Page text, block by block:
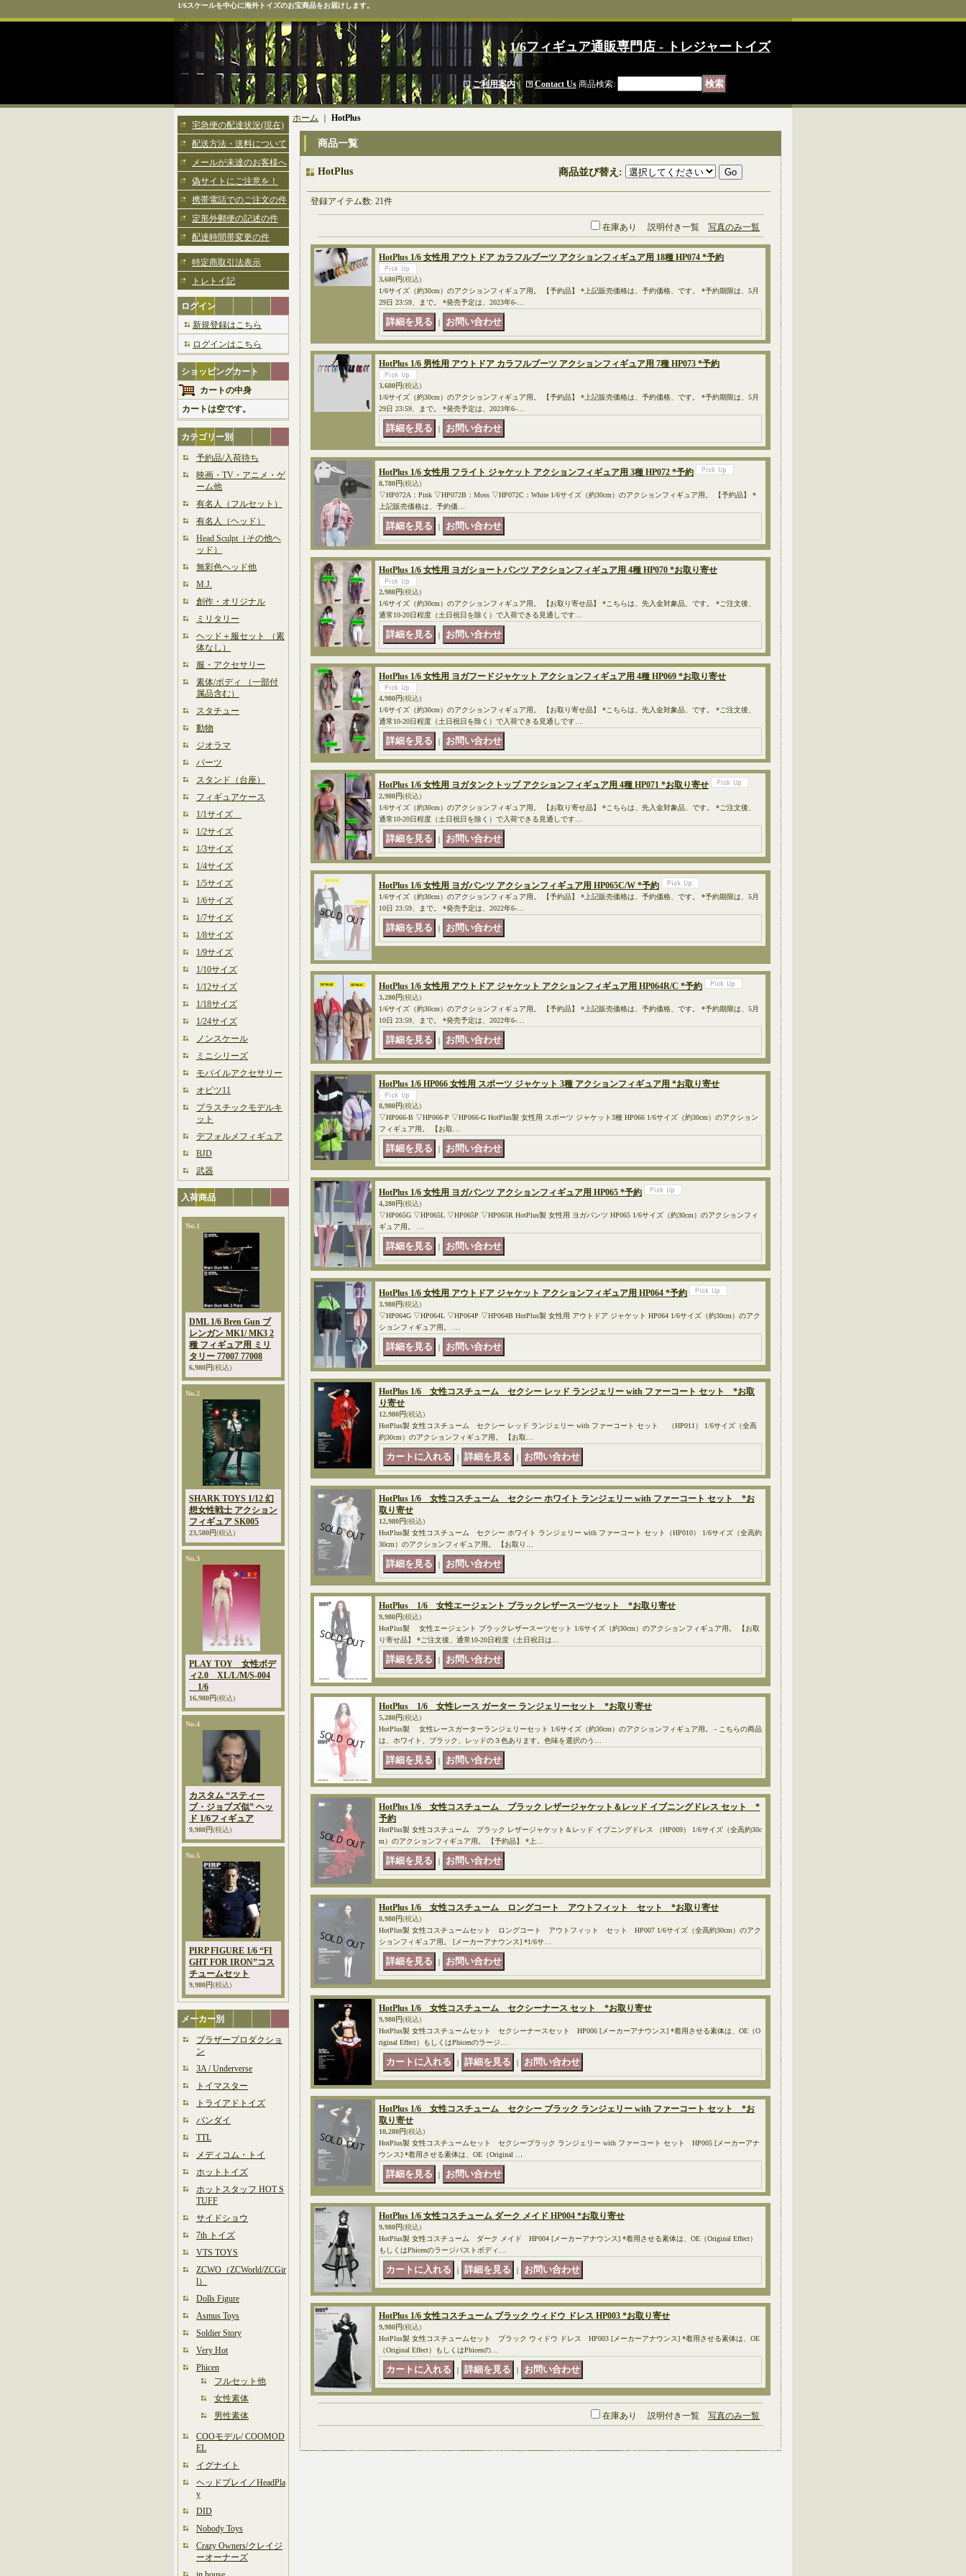
1/6スケールを中心に海外トイズのお宝商品をお届けします。
1/6フィギュア通販専門店 - トレジャートイズ
ご利用案内｜ Contact Us 商品検索:
宅急便の配達状況(現在)
配送方法・送料について
メールが未達のお客様へ
偽サイトにご注意を！
携帯電話でのご注文の件
定形外郵便の記述の件
配達時間帯変更の件
特定商取引法表示
トレトイ記
ログイン
新規登録はこちら
ログインはこちら
ショッピングカート
カートの中身
カートは空です。
カテゴリー別
予約品/入荷待ち
映画・TV・アニメ・ゲ
ーム他
有名人（フルセット）
有名人（ヘッド）
Head Sculpt（その他ヘ
ッド）
無彩色ヘッド他
M.J.
創作・オリジナル
ミリタリー
ヘッド＋服セット （素
体なし）
服・アクセサリー
素体/ボディ （一部付
属品含む）
スタチュー
動物
ジオラマ
パーツ
スタンド（台座）
フィギュアケース
1/1サイズ
1/2サイズ
1/3サイズ
1/4サイズ
1/5サイズ
1/6サイズ
1/7サイズ
1/8サイズ
1/9サイズ
1/10サイズ
1/12サイズ
1/18サイズ
1/24サイズ
ノンスケール
ミニシリーズ
モバイルアクセサリー
オビツ11
プラスチックモデルキ
ット
デフォルメフィギュア
BJD
武器
入荷商品
No.1
DML 1/6 Bren Gun ブ
レンガン MK1/ MK3 2
種 フィギュア用 ミリ
タリー 77007 77008
6,980円(税込)
No.2
SHARK TOYS 1/12 幻
想女性戦士 アクション
フィギュア SK005
23,580円(税込)
No.3
PLAY TOY 女性ボデ
ィ2.0 XL/L/M/S-004
1/6
16,980円(税込)
No.4
カスタム “スティー
ブ・ジョブズ似” ヘッ
ド 1/6フィギュア
9,980円(税込)
No.5
PIRP FIGURE 1/6 “FI
GHT FOR IRON”コス
チュームセット
9,980円(税込)
メーカー別
ブラザープロダクショ
ン
3A / Underverse
トイマスター
トライアドトイズ
バンダイ
TTL
メディコム・トイ
ホットトイズ
ホットスタッフ HOT S
TUFF
サイドショウ
7th トイズ
VTS TOYS
ZCWO（ZCWorld/ZCGir
l）
Dolls Figure
Asmus Toys
Soldier Story
Very Hot
Phicen
フルセット他
女性素体
男性素体
COOモデル/ COOMOD
EL
イグナイト
ヘッドプレイ／HeadPla
y
DID
Nobody Toys
Crazy Owners/クレイジ
ーオーナーズ
ホーム HotPlus
商品一覧
HotPlus 商品並び替え :
登録アイテム数: 21件
在庫あり 説明付き一覧 写真のみ一覧
HotPlus 1/6 女性用 アウトドア カラフルブーツ アクションフィギュア用 18種 HP074 *予約
3,680円(税込)
1/6サイズ（約30cm）のアクションフィギュア用。 【予約品】 *上記販売価格は、予約価格、です。 *予約期限は、5月
29日 23:59、まで。 *発売予定は、2023年6-…
｜
HotPlus 1/6 男性用 アウトドア カラフルブーツ アクションフィギュア用 7種 HP073 *予約
3,680円(税込)
1/6サイズ（約30cm）のアクションフィギュア用。 【予約品】 *上記販売価格は、予約価格、です。 *予約期限は、5月
29日 23:59、まで。 *発売予定は、2023年6-…
｜
HotPlus 1/6 女性用 フライト ジャケット アクションフィギュア用 3種 HP072 *予約
8,780円(税込)
▽HP072A：Pink ▽HP072B：Moss ▽HP072C：White 1/6サイズ（約30cm）のアクションフィギュア用。 【予約品】 *
上記販売価格は、予約価…
｜
HotPlus 1/6 女性用 ヨガショートパンツ アクションフィギュア用 4種 HP070 *お取り寄せ
2,980円(税込)
1/6サイズ（約30cm）のアクションフィギュア用。 【お取り寄せ品】 *こちらは、先入金対象品、です。 *ご注文後、
通常10-20日程度（土日祝日を除く）で入荷できる見通しです…
｜
HotPlus 1/6 女性用 ヨガフードジャケット アクションフィギュア用 4種 HP069 *お取り寄せ
4,980円(税込)
1/6サイズ（約30cm）のアクションフィギュア用。 【お取り寄せ品】 *こちらは、先入金対象品、です。 *ご注文後、
通常10-20日程度（土日祝日を除く）で入荷できる見通しです…
｜
HotPlus 1/6 女性用 ヨガタンクトップ アクションフィギュア用 4種 HP071 *お取り寄せ
2,980円(税込)
1/6サイズ（約30cm）のアクションフィギュア用。 【お取り寄せ品】 *こちらは、先入金対象品、です。 *ご注文後、
通常10-20日程度（土日祝日を除く）で入荷できる見通しです…
｜
HotPlus 1/6 女性用 ヨガパンツ アクションフィギュア用 HP065C/W *予約
1/6サイズ（約30cm）のアクションフィギュア用。 【予約品】 *上記販売価格は、予約価格、です。 *予約期限は、5月
10日 23:59、まで。 *発売予定は、2022年6-…
｜
HotPlus 1/6 女性用 アウトドア ジャケット アクションフィギュア用 HP064R/C *予約
3,280円(税込)
1/6サイズ（約30cm）のアクションフィギュア用。 【予約品】 *上記販売価格は、予約価格、です。 *予約期限は、5月
10日 23:59、まで。 *発売予定は、2022年6-…
｜
HotPlus 1/6 HP066 女性用 スポーツ ジャケット 3種 アクションフィギュア用 *お取り寄せ
8,980円(税込)
▽HP066-B ▽HP066-P ▽HP066-G HotPlus製 女性用 スポーツ ジャケット3種 HP066 1/6サイズ（約30cm）のアクション
フィギュア用。 【お取…
｜
HotPlus 1/6 女性用 ヨガパンツ アクションフィギュア用 HP065 *予約
4,280円(税込)
▽HP065G ▽HP065L ▽HP065P ▽HP065R HotPlus製 女性用 ヨガパンツ HP065 1/6サイズ（約30cm）のアクションフィ
ギュア用。 …
｜
HotPlus 1/6 女性用 アウトドア ジャケット アクションフィギュア用 HP064 *予約
3,980円(税込)
▽HP064G ▽HP064L ▽HP064P ▽HP064B HotPlus製 女性用 アウトドア ジャケット HP064 1/6サイズ（約30cm）のアク
ションフィギュア用。 …
｜
HotPlus 1/6 女性コスチューム セクシー レッド ランジェリー with ファーコート セット *お取
り寄せ
12,980円(税込)
HotPlus製 女性コスチューム セクシー レッド ランジェリー with ファーコート セット （HP011） 1/6サイズ（全高
約30cm）のアクションフィギュア用。 【お取…
｜ ｜
HotPlus 1/6 女性コスチューム セクシー ホワイト ランジェリー with ファーコート セット *お
取り寄せ
12,980円(税込)
HotPlus製 女性コスチューム セクシー ホワイト ランジェリー with ファーコート セット（HP010） 1/6サイズ（全高約
30cm）のアクションフィギュア用。 【お取り…
｜
HotPlus 1/6 女性エージェント ブラックレザースーツセット *お取り寄せ
9,980円(税込)
HotPlus製 女性エージェント ブラックレザースーツセット 1/6サイズ（約30cm）のアクションフィギュア用。 【お取
り寄せ品】 *ご注文後、通常10-20日程度（土日祝日は…
｜
HotPlus 1/6 女性レース ガーター ランジェリーセット *お取り寄せ
5,280円(税込)
HotPlus製 女性レースガーターランジェリーセット 1/6サイズ（約30cm）のアクションフィギュア用。 - こちらの商品
は、ホワイト、ブラック、レッドの３色あります。色味を選択のう…
｜
HotPlus 1/6 女性コスチューム ブラック レザージャケット＆レッド イブニングドレス セット *
予約
HotPlus製 女性コスチューム ブラック レザージャケット＆レッド イブニングドレス （HP009） 1/6サイズ（全高約30c
m）のアクションフィギュア用。 【予約品】 *上…
｜
HotPlus 1/6 女性コスチューム ロングコート アウトフィット セット *お取り寄せ
8,980円(税込)
HotPlus製 女性コスチュームセット ロングコート アウトフィット セット HP007 1/6サイズ（全高約30cm）のアク
ションフィギュア用。 [メーカーアナウンス] *1/6サ…
｜
HotPlus 1/6 女性コスチューム セクシーナース セット *お取り寄せ
9,980円(税込)
HotPlus製 女性コスチュームセット セクシーナースセット HP006 [メーカーアナウンス] *着用させる素体は、OE（O
riginal Effect）もしくはPhicenのラージ…
｜ ｜
HotPlus 1/6 女性コスチューム セクシー ブラック ランジェリー with ファーコート セット *お
取り寄せ
10,280円(税込)
HotPlus製 女性コスチュームセット セクシーブラック ランジェリー with ファーコート セット HP005 [メーカーアナ
ウンス] *着用させる素体は、OE（Original …
｜
HotPlus 1/6 女性コスチューム ダーク メイド HP004 *お取り寄せ
9,980円(税込)
HotPlus製 女性コスチューム ダーク メイド HP004 [メーカーアナウンス] *着用させる素体は、OE（Original Effect）
もしくはPhicenのラージバストボディ…
｜ ｜
HotPlus 1/6 女性コスチューム ブラック ウィドウ ドレス HP003 *お取り寄せ
9,980円(税込)
HotPlus製 女性コスチュームセット ブラック ウィドウ ドレス HP003 [メーカーアナウンス] *着用させる素体は、OE
（Original Effect）もしくはPhicenの…
｜ ｜
在庫あり 説明付き一覧 写真のみ一覧